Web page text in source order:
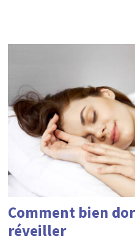
Comment bien
réveiller